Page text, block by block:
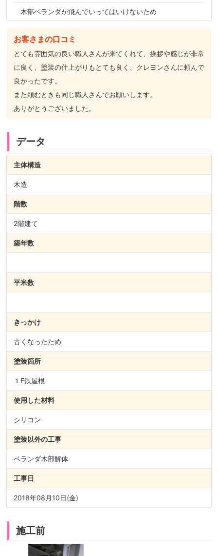
木部ベランダが飛んでいってはいけないため
お客さまの口コミ
とても雰囲気の良い職人さんが来てくれて、挨拶や感じが非常
に良く、塗装の仕上がりもとても良く、クレヨンさんに頼んで
良かったです。
また頼むときも同じ職人さんでお願いします。
ありがとうございました。
データ
主体構造
木造
階数
2階建て
築年数
平米数
きっかけ
古くなったため
塗装箇所
１F鉄屋根
使用した材料
シリコン
塗装以外の工事
ベランダ木部解体
工事日
2018年08月10日(金)
施工前